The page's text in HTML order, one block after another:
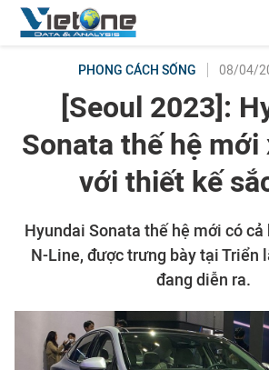
PHONG CÁCH SỐNG 08/04/
[Seoul 2023]:
Sonata thế hệ mới
với thiết kế
Hyundai Sonata thế hệ mới có cả
N-Line, được trưng bày tại Triển
đang diễn ra.